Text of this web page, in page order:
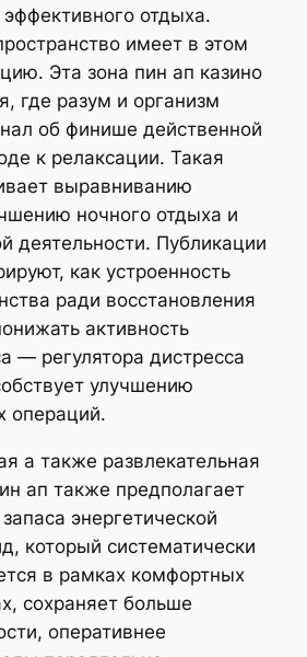
эффективного отдыха.
имеет в этом
Эта зона пин ап казино
где разум и организм
об финише действенной
к релаксации. Такая
выравниванию
ночного отдыха и
деятельности. Публикации
как устроенность
ради восстановления
активность
— регулятора дистресса
улучшению
операций.
а также развлекательная
ап также предполагает
энергетической
который систематически
в рамках комфортных
сохраняет больше
оперативнее